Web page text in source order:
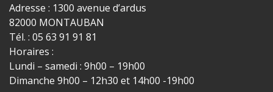
Adresse : 1300 avenue d’ardus
82000 MONTAUBAN
Tél. : 05 63 91 91 81
Horaires :
Lundi – samedi : 9h00 – 19h00
Dimanche 9h00 – 12h30 et 14h00 -19h00